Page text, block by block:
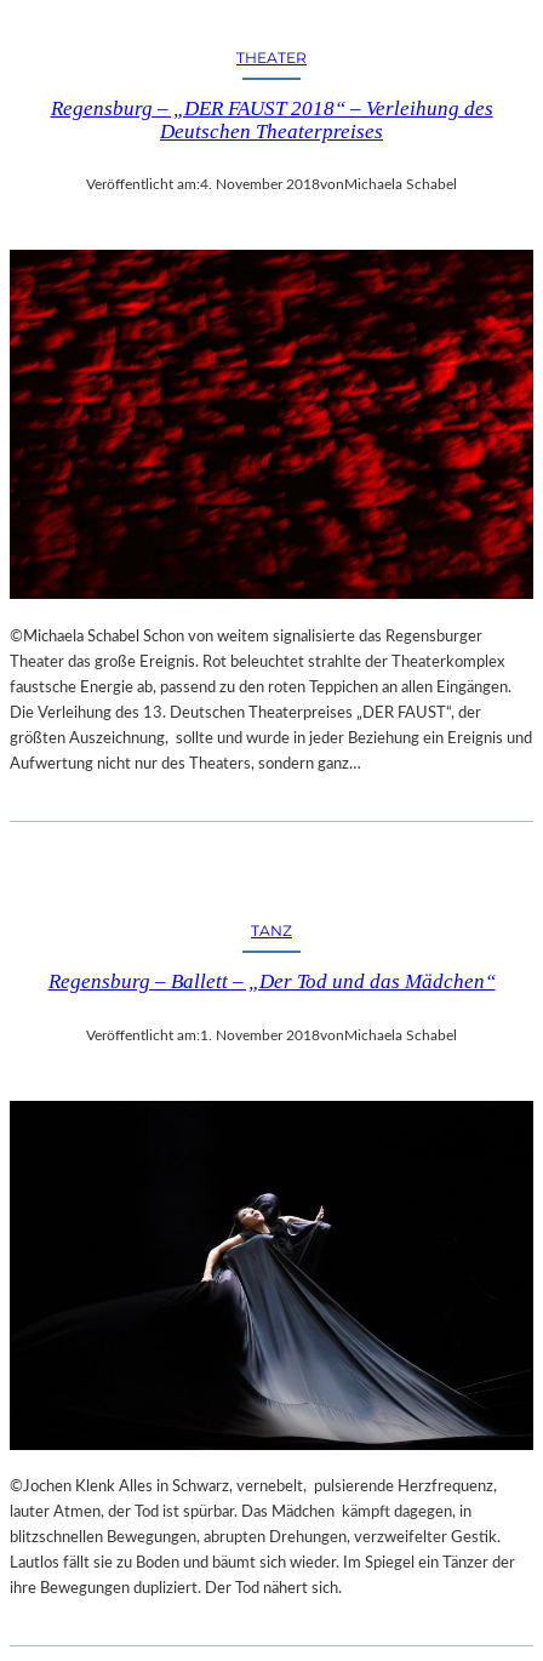
THEATER
Regensburg – „DER FAUST 2018“ – Verleihung des
Deutschen Theaterpreises
Veröffentlicht am:4. November 2018von Michaela Schabel
©Michaela Schabel Schon von weitem signalisierte das Regensburger
Theater das große Ereignis. Rot beleuchtet strahlte der Theaterkomplex
faustsche Energie ab, passend zu den roten Teppichen an allen Eingängen.
Die Verleihung des 13. Deutschen Theaterpreises „DER FAUST“, der
größten Auszeichnung, sollte und wurde in jeder Beziehung ein Ereignis und
Aufwertung nicht nur des Theaters, sondern ganz…
TANZ
Regensburg – Ballett – „Der Tod und das Mädchen“
Veröffentlicht am:1. November 2018vonMichaela Schabel
©Jochen Klenk Alles in Schwarz, vernebelt, pulsierende Herzfrequenz,
lauter Atmen, der Tod ist spürbar. Das Mädchen kämpft dagegen, in
blitzschnellen Bewegungen, abrupten Drehungen, verzweifelter Gestik.
Lautlos fällt sie zu Boden und bäumt sich wieder. Im Spiegel ein Tänzer der
ihre Bewegungen dupliziert. Der Tod nähert sich.